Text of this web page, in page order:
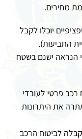
מחירים.
יוכלו לקבל
התביעות).
הנראה ישנם בשטח
פרטי לעובדי
מציינת באתרה את היתרונות
לביטוח הרכב